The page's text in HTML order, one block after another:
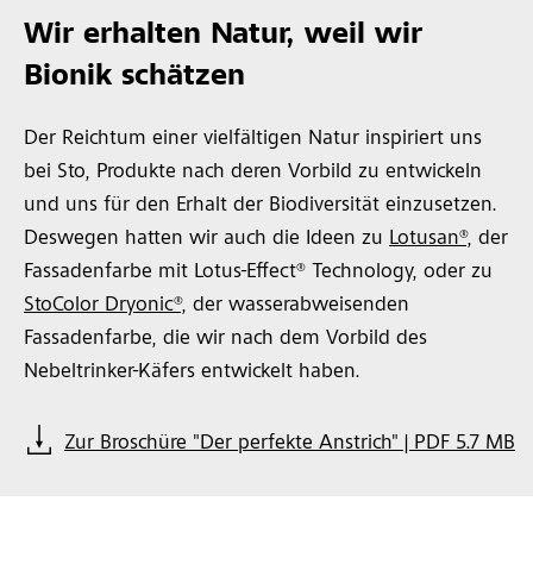
Wir erhalten Natur, weil wir
Bionik schätzen
Der Reichtum einer vielfältigen Natur inspiriert uns
bei Sto, Produkte nach deren Vorbild zu entwickeln
und uns für den Erhalt der Biodiversität einzusetzen.
Deswegen hatten wir auch die Ideen zu Lotusan®, der
Fassadenfarbe mit Lotus-Effect® Technology, oder zu
StoColor Dryonic®, der wasserabweisenden
Fassadenfarbe, die wir nach dem Vorbild des
Nebeltrinker-Käfers entwickelt haben.
Zur Broschüre "Der perfekte Anstrich" | PDF 5.7 MB